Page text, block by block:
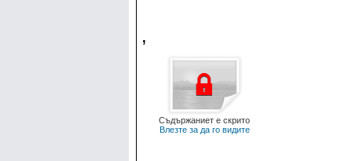
,
Съдържаниет е скрито
Влезте за да го видите